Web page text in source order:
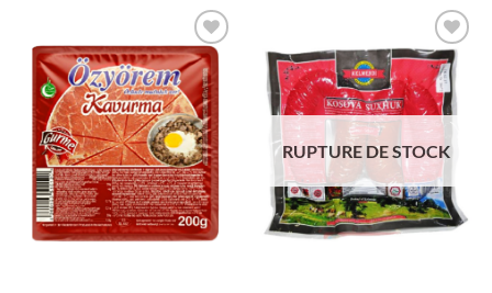
Ajouter
à la liste
de
souhaits
Ajouter
à la liste
de
souhaits
RUPTURE DE STOCK